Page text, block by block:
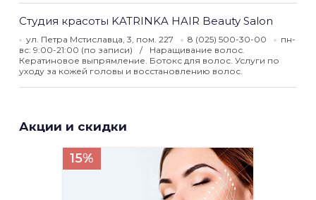
Студия красоты KATRINKA HAIR Beauty Salon
ул. Петра Мстиславца, 3, пом. 227 8 (025) 500-30-00
пн-
вс: 9:00-21:00 (по записи)
Наращивание волос.
Кератиновое выпрямление. Ботокс для волос. Услуги по
уходу за кожей головы и восстановлению волос.
Акции и скидки
15%